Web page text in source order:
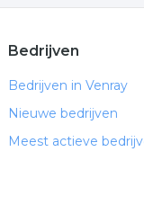
Bedrijven
Bedrijven in Venray
Nieuwe bedrijven
Meest actieve